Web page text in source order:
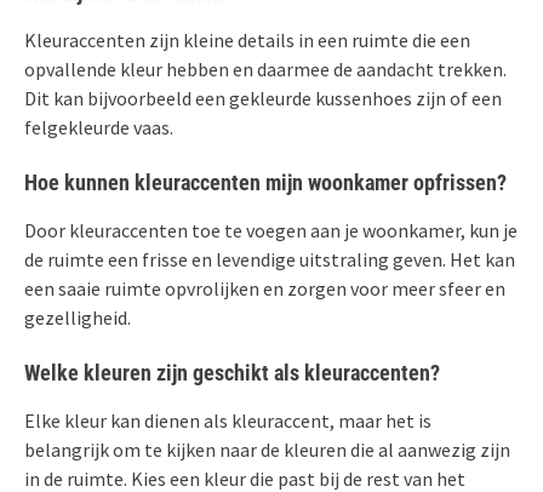
Kleuraccenten zijn kleine details in een ruimte die een
opvallende kleur hebben en daarmee de aandacht trekken.
Dit kan bijvoorbeeld een gekleurde kussenhoes zijn of een
felgekleurde vaas.
Hoe kunnen kleuraccenten mijn woonkamer opfrissen?
Door kleuraccenten toe te voegen aan je woonkamer, kun je
de ruimte een frisse en levendige uitstraling geven. Het kan
een saaie ruimte opvrolijken en zorgen voor meer sfeer en
gezelligheid.
Welke kleuren zijn geschikt als kleuraccenten?
Elke kleur kan dienen als kleuraccent, maar het is
belangrijk om te kijken naar de kleuren die al aanwezig zijn
in de ruimte. Kies een kleur die past bij de rest van het